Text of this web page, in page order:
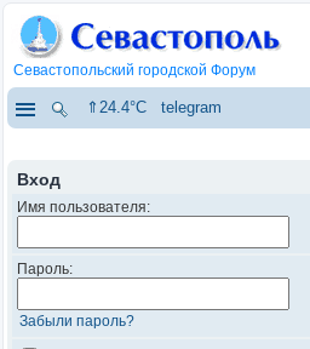
Севастопольский городской Форум
⇑24.4°C telegram
Вход
Имя пользователя:
Пароль:
Забыли пароль?